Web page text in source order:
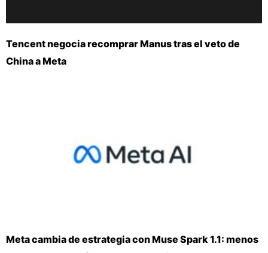
Tencent negocia recomprar Manus tras el veto de
China a Meta
Meta cambia de estrategia con Muse Spark 1.1: menos